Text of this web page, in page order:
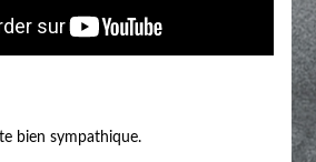
bien sympathique.